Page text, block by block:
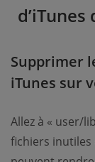
d’iTunes
Supprimer
iTunes sur
Allez à « user/
fichiers inutiles